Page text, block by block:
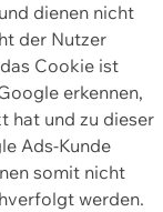
dienen nicht
der Nutzer
Cookie ist
erkennen,
hat und zu dieser
Ads-Kunde
somit nicht
werden.